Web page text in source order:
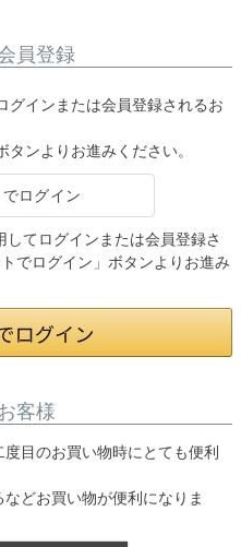
員登録
グインまたは会員登録されるお
タンよりお進みください。
てログインまたは会員登録さ
でログイン」ボタンよりお進み
客様
目のお買い物時にとても便利
どお買い物が便利になりま